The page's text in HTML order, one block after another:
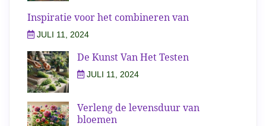
Inspiratie voor het combineren van
JULI 11, 2024
De Kunst Van Het Testen
JULI 11, 2024
Verleng de levensduur van
bloemen